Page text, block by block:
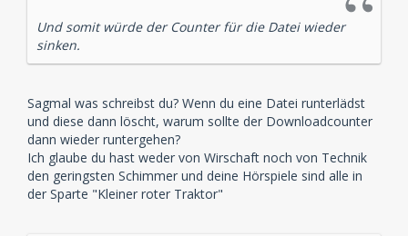
Und somit würde der Counter für die Datei wieder
sinken.
Sagmal was schreibst du? Wenn du eine Datei runterlädst
und diese dann löscht, warum sollte der Downloadcounter
dann wieder runtergehen?
Ich glaube du hast weder von Wirschaft noch von Technik
den geringsten Schimmer und deine Hörspiele sind alle in
der Sparte "Kleiner roter Traktor"